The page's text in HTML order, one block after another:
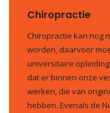
Chiropractie
Chiropractie kan nog
worden, daarvoor
universitaire
dat er binnen onze
werken, die van
hebben. Evenals de